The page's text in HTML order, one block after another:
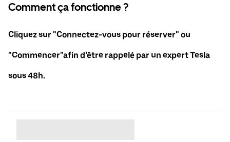
Comment ça fonctionne ?
Cliquez sur "Connectez-vous pour réserver" ou
"Commencer"afin d’être rappelé par un expert Tesla
sous 48h.